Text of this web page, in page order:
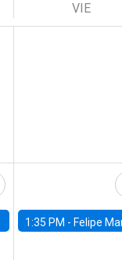
VIE
1:35 PM - Felipe Martínez, alumno Doctorado en